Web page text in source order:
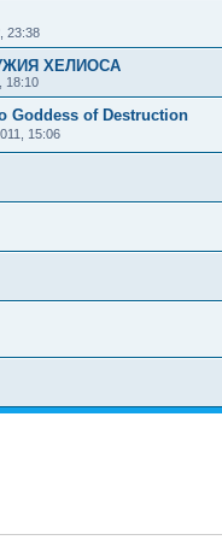
23:38
ХЕЛИОСА
18:10
Goddess of Destruction
15:06